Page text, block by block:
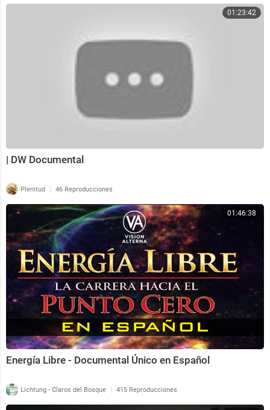
01:23:42
| DW Documental
Plenitud | 46 Reproducciones
01:46:38
Energía Libre - Documental Único en Español
Lichtung - Claros del Bosque | 415 Reproducciones